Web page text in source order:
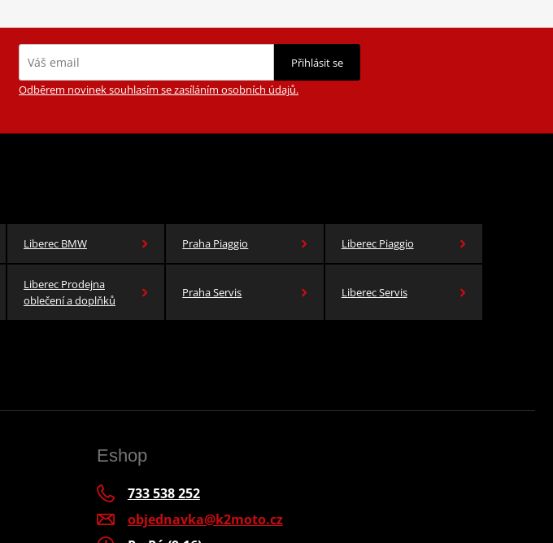
Přihlásit se
Odběrem novinek souhlasím se zasíláním osobních údajů.
Liberec BMW Praha Piaggio Liberec Piaggio
Liberec Prodejna
oblečení a doplňků
Praha Servis Liberec Servis
Eshop
733 538 252
objednavka@k2moto.cz